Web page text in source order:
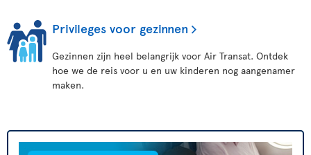
Privileges voor gezinnen
Gezinnen zijn heel belangrijk voor Air Transat. Ontdek
hoe we de reis voor u en uw kinderen nog aangenamer
maken.